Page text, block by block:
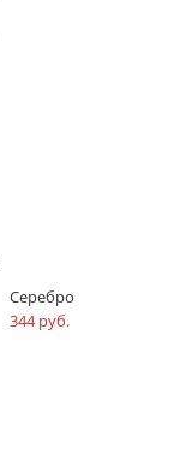
Серебро
344 руб.